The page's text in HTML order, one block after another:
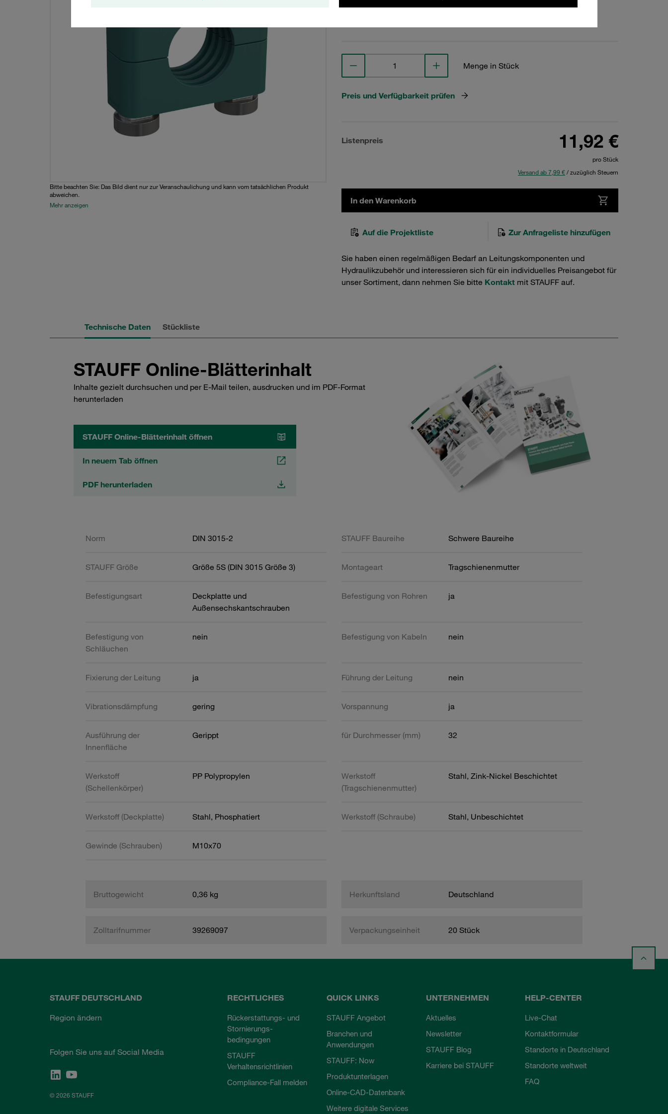
Bitte beachten Sie: Das Bild dient nur zur Veranschaulichung und kann vom tatsächlichen Produkt
abweichen.
Mehr anzeigen
Menge in Stück
Preis und Verfügbarkeit prüfen
Listenpreis 11,92 €
pro Stück
Versand ab 7,99 €/ zuzüglich Steuern
In den Warenkorb
Auf die Projektliste Zur Anfrageliste hinzufügen
Sie haben einen regelmäßigen Bedarf an Leitungskomponenten und
Hydraulikzubehör und interessieren sich für ein individuelles Preisangebot für
unser Sortiment, dann nehmen Sie bitte Kontakt mit STAUFF auf.
Technische Daten Stückliste
STAUFF Online-Blätterinhalt
Inhalte gezielt durchsuchen und per E-Mail teilen, ausdrucken und im PDF-Format
herunterladen
STAUFF Online-Blätterinhalt öffnen
In neuem Tab öffnen
PDF herunterladen
Norm DIN 3015-2 STAUFF Baureihe Schwere Baureihe
STAUFF Größe Größe 5S (DIN 3015 Größe 3) Montageart Tragschienenmutter
Befestigungsart
Deckplatte und
Außensechskantschrauben
Befestigung von Rohren ja
Befestigung von
Schläuchen
nein Befestigung von Kabeln nein
Fixierung der Leitung ja Führung der Leitung nein
Vibrationsdämpfung gering Vorspannung ja
Ausführung der
Innenfläche
Gerippt für Durchmesser (mm) 32
Werkstoff
(Schellenkörper)
PP Polypropylen
Werkstoff
(Tragschienenmutter)
Stahl, Zink-Nickel Beschichtet
Werkstoff (Deckplatte) Stahl, Phosphatiert Werkstoff (Schraube) Stahl, Unbeschichtet
Gewinde (Schrauben) M10x70
Bruttogewicht 0,36 kg Herkunftsland Deutschland
Zolltarifnummer 39269097 Verpackungseinheit 20 Stück
STAUFF DEUTSCHLAND
Region ändern
Folgen Sie uns auf Social Media
© 2026 STAUFF
RECHTLICHES
Rückerstattungs- und
Stornierungs-
bedingungen
STAUFF
Verhaltensrichtlinien
Compliance-Fall melden
QUICK LINKS
STAUFF Angebot
Branchen und
Anwendungen
STAUFF: Now
Produktunterlagen
Online-CAD-Datenbank
Weitere digitale Services
UNTERNEHMEN
Aktuelles
Newsletter
STAUFF Blog
Karriere bei STAUFF
HELP-CENTER
Live-Chat
Kontaktformular
Standorte in Deutschland
Standorte weltweit
FAQ